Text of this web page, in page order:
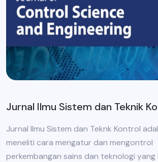
Jurnal Ilmu Sistem dan Teknik
Jurnal Ilmu Sistem dan Teknk Kontrol
meneliti cara mengatur dan mengontrol
perkembangan sains dan teknologi